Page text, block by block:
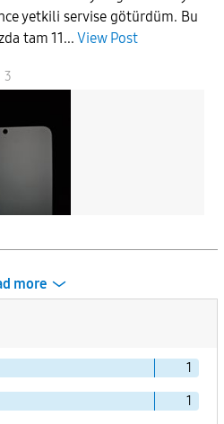
yetkili servise götürdüm. Bu
tam 11... View Post
3
more
1
1